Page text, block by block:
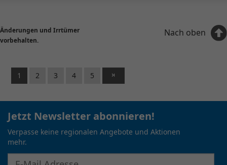
Änderungen und Irrtümer
vorbehalten.
Nach oben
1 2 3 4 5
Jetzt Newsletter abonnieren!
Verpasse keine regionalen Angebote und Aktionen
mehr.